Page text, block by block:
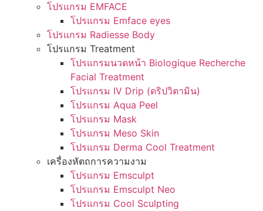
โปรแกรม EMFACE
โปรแกรม Emface eyes
โปรแกรม Radiesse Body
โปรแกรม Treatment
โปรแกรมนวดหน้า Biologique Recherche
Facial Treatment
โปรแกรม IV Drip (ดริปวิตามิน)
โปรแกรม Aqua Peel
โปรแกรม Mask
โปรแกรม Meso Skin
โปรแกรม Derma Cool Treatment
เครื่องหัตถการความงาม
โปรแกรม Emsculpt
โปรแกรม Emsculpt Neo
โปรแกรม Cool Sculpting